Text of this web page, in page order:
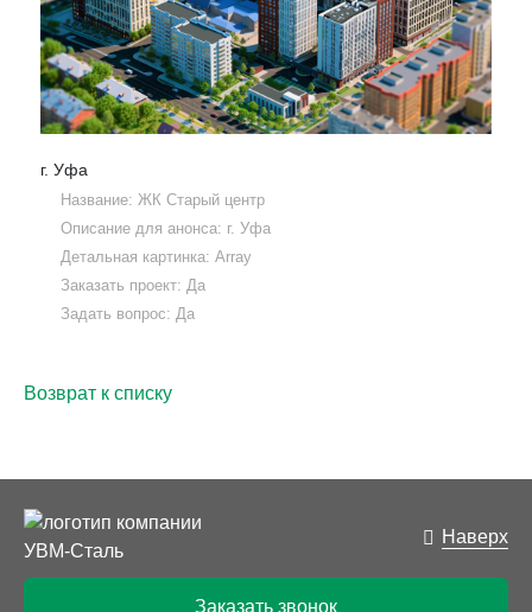
г. Уфа
Название: ЖК Старый центр
Описание для анонса: г. Уфа
Детальная картинка: Array
Заказать проект: Да
Задать вопрос: Да
Возврат к списку
Наверх
Заказать звонок